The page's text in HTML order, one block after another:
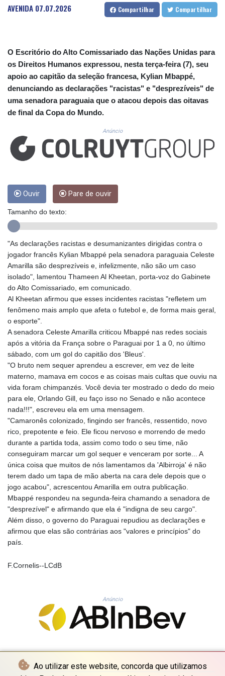
Ao utilizar este website, concorda que utilizamos
CUC 1.155508
CUP 30.620975
DKK 7.475388
DOP 67.30804
DZD 153.466204
EGP 57.550907
ERN 17.332627
FKP 0.858801
GBP 0.857994
GEL 3.021622
GMD 84.931759
GTQ 8.809078
HKD 9.063364
HNL 31.036971
HRK 7.533572
HTG 151.001333
HUF 361.860769
IDR 20659.336108
ILS 3.470858
INR 109.864533
IQD 1514.293863
IRR
1588593.057877
ISK 141.815325
JEP 0.858801
JMD 183.527469
JOD 0.819276
JPY 182.208653
KES 149.488533
KGS 101.048565
KHR 4682.700886
KMF 493.401915
KRW 1644.196411
KWD 0.357306
KYD 0.962469
KZT 541.953128
LAK 26120.269022
LBP
LVL 0.698955
LYD 7.354819
MAD 10.762117
MKD 61.524919
MMK 2425.761657
AVENIDA 07.07.2026 Compartilhar Compartilhar
O Escritório do Alto Comissariado das Nações Unidas para
os Direitos Humanos expressou, nesta terça-feira (7), seu
apoio ao capitão da seleção francesa, Kylian Mbappé,
denunciando as declarações "racistas" e "desprezíveis" de
uma senadora paraguaia que o atacou depois das oitavas
de final da Copa do Mundo.
Anúncio
Ouvir Pare de ouvir
Tamanho do texto:
"As declarações racistas e desumanizantes dirigidas contra o
jogador francês Kylian Mbappé pela senadora paraguaia Celeste
Amarilla são desprezíveis e, infelizmente, não são um caso
isolado", lamentou Thameen Al Kheetan, porta-voz do Gabinete
do Alto Comissariado, em comunicado.
Al Kheetan afirmou que esses incidentes racistas "refletem um
fenômeno mais amplo que afeta o futebol e, de forma mais geral,
o esporte".
A senadora Celeste Amarilla criticou Mbappé nas redes sociais
após a vitória da França sobre o Paraguai por 1 a 0, no último
sábado, com um gol do capitão dos 'Bleus'.
"O bruto nem sequer aprendeu a escrever, em vez de leite
materno, mamava em cocos e as coisas mais cultas que ouviu na
vida foram chimpanzés. Você devia ter mostrado o dedo do meio
para ele, Orlando Gill, eu faço isso no Senado e não acontece
nada!!!", escreveu ela em uma mensagem.
"Camaronês colonizado, fingindo ser francês, ressentido, novo
rico, prepotente e feio. Ele ficou nervoso e morrendo de medo
durante a partida toda, assim como todo o seu time, não
conseguiram marcar um gol sequer e venceram por sorte... A
única coisa que muitos de nós lamentamos da 'Albirroja' é não
terem dado um tapa de mão aberta na cara dele depois que o
jogo acabou", acrescentou Amarilla em outra publicação.
Mbappé respondeu na segunda-feira chamando a senadora de
"desprezível" e afirmando que ela é "indigna de seu cargo".
Além disso, o governo do Paraguai repudiou as declarações e
afirmou que elas são contrárias aos "valores e princípios" do
país.
F.Cornelis--LCdB
Anúncio